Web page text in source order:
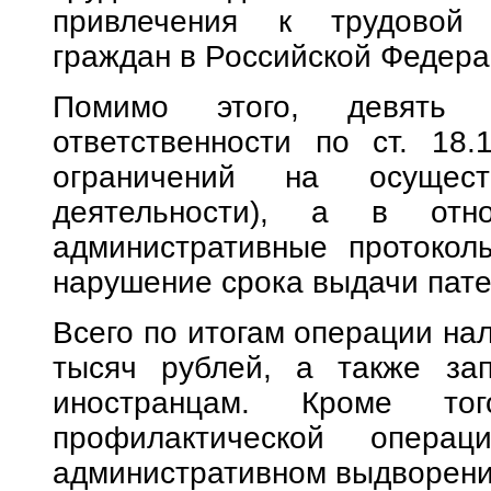
привлечения к трудовой
граждан в Российской
Помимо этого, девять
ответственности по ст.
ограничений на
деятельности), а в
административные
нарушение срока выдачи
Всего по итогам операции
тысяч рублей, а также
иностранцам. Кроме
профилактической
административном